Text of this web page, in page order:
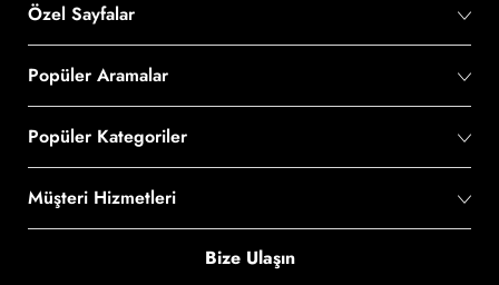
Özel Sayfalar
Popüler Aramalar
Popüler Kategoriler
Müşteri Hizmetleri
Bize Ulaşın